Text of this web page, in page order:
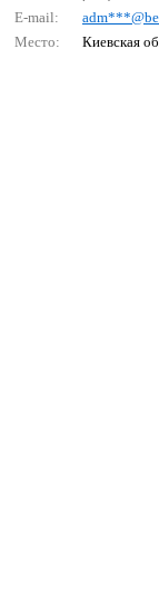
E-mail:
Место:
Киевская